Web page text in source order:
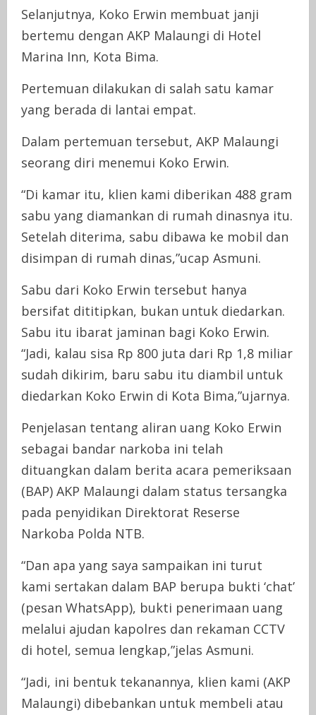
Selanjutnya, Koko Erwin membuat janji
bertemu dengan AKP Malaungi di Hotel
Marina Inn, Kota Bima.
Pertemuan dilakukan di salah satu kamar
yang berada di lantai empat.
Dalam pertemuan tersebut, AKP Malaungi
seorang diri menemui Koko Erwin.
“Di kamar itu, klien kami diberikan 488 gram
sabu yang diamankan di rumah dinasnya itu.
Setelah diterima, sabu dibawa ke mobil dan
disimpan di rumah dinas,”ucap Asmuni.
Sabu dari Koko Erwin tersebut hanya
bersifat dititipkan, bukan untuk diedarkan.
Sabu itu ibarat jaminan bagi Koko Erwin.
“Jadi, kalau sisa Rp 800 juta dari Rp 1,8 miliar
sudah dikirim, baru sabu itu diambil untuk
diedarkan Koko Erwin di Kota Bima,”ujarnya.
Penjelasan tentang aliran uang Koko Erwin
sebagai bandar narkoba ini telah
dituangkan dalam berita acara pemeriksaan
(BAP) AKP Malaungi dalam status tersangka
pada penyidikan Direktorat Reserse
Narkoba Polda NTB.
“Dan apa yang saya sampaikan ini turut
kami sertakan dalam BAP berupa bukti ‘chat’
(pesan WhatsApp), bukti penerimaan uang
melalui ajudan kapolres dan rekaman CCTV
di hotel, semua lengkap,”jelas Asmuni.
“Jadi, ini bentuk tekanannya, klien kami (AKP
Malaungi) dibebankan untuk membeli atau